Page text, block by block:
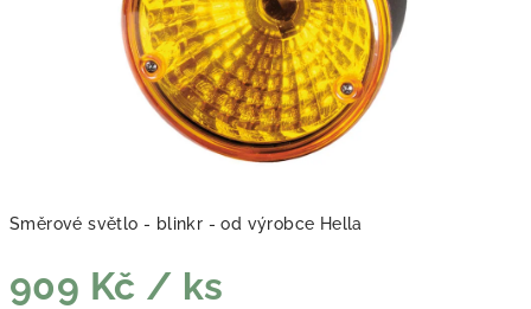
Směrové světlo - blinkr - od výrobce Hella
909 Kč / ks